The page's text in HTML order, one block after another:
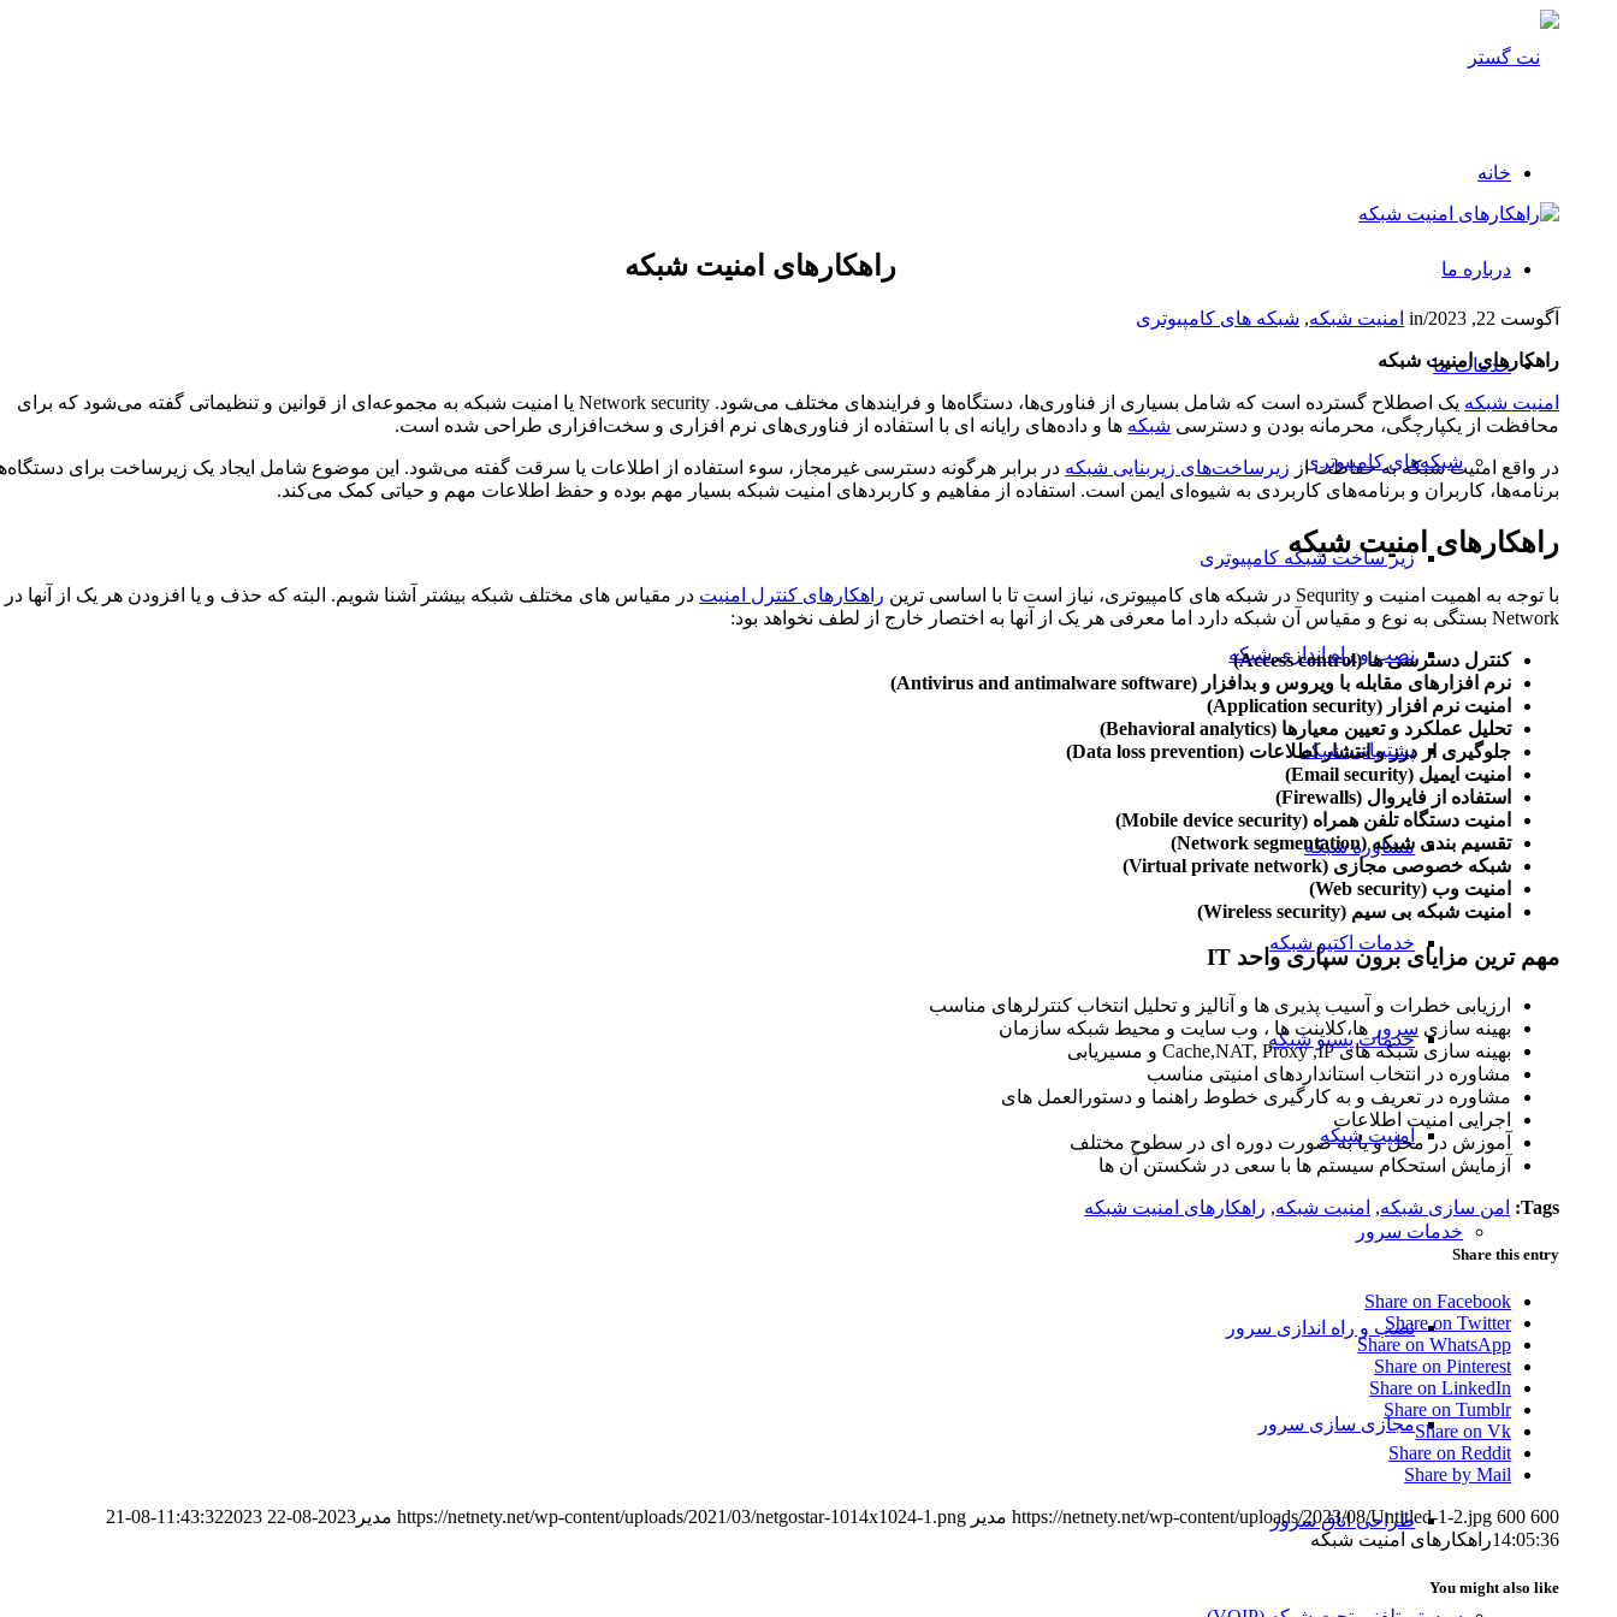
خانه
درباره ما
خدمات ما
شبکه‌های کامپیوتری
زیر ساخت شبکه کامپیوتری
نصب و راه اندازی شبکه
پشتیبانی شبکه
مشاوره شبکه
خدمات اکتیو شبکه
خدمات پسیو شبکه
امنیت شبکه
خدمات سرور
نصب و راه اندازی سرور
مجازی سازی سرور
طراحی اتاق سرور
راهکارهای امنیت شبکه
آگوست 22, 2023 /
in امنیت شبکه, شبکه های کامپیوتری
راهکارهای امنیت شبکه
امنیت شبکه
یک اصطلاح گسترده است که شامل بسیاری از فناوری‌ها، دستگاه‌ها و فرایندهای مختلف می‌شود. Network security یا امنیت شبکه به مجموعه‌ای از قوانین و تنظیماتی گفته می‌شود که برای
محافظت از یکپارچگی، محرمانه بودن و دسترسی شبکه‌ ها و داده‌های رایانه‌ ای با استفاده از فناوری‌های نرم افزاری و سخت‌افزاری طراحی شده است.
در واقع امنیت شبکه به حفاظت از زیرساخت‌های زیربنایی شبکه در برابر هرگونه دسترسی غیرمجاز، سوء استفاده از اطلاعات یا سرقت گفته می‌شود. این موضوع شامل ایجاد یک زیرساخت برای
برنامه‌ها، کاربران و برنامه‌های کاربردی به شیوه‌ای ایمن است. استفاده از مفاهیم و کاربردهای امنیت شبکه بسیار مهم بوده و حفظ اطلاعات مهم و حیاتی کمک می‌کند.
راهکارهای امنیت شبکه
با توجه به اهمیت امنیت و Sequrity در شبکه های کامپیوتری، نیاز است تا با اساسی ترین راهکارهای کنترل امنیت در مقیاس های مختلف شبکه بیشتر آشنا شویم. البته که حذف و یا افزودن هر یک از آنها
Network بستگی به نوع و مقیاس آن شبکه دارد اما معرفی هر یک از آنها به اختصار خارج از لطف نخواهد بود:
کنترل دسترسی ها (Access control)
نرم افزارهای مقابله با ویروس و بدافزار (Antivirus and antimalware software)
امنیت نرم افزار (Application security)
تحلیل عملکرد و تعیین معیارها (Behavioral analytics)
جلوگیری از درز و انتشار اطلاعات (Data loss prevention)
امنیت ایمیل (Email security)
استفاده از فایروال (Firewalls)
امنیت دستگاه تلفن همراه (Mobile device security)
تقسیم بندی شبکه (Network segmentation)
شبکه خصوصی مجازی (Virtual private network)
امنیت وب (Web security)
امنیت شبکه بی سیم (Wireless security)
مهم ترین مزایای برون سپاری واحد IT
ارزیابی خطرات و آسیب پذیری ها و آنالیز و تحلیل انتخاب کنترلرهای مناسب
بهینه سازی سرور ها،کلاینت ها ، وب سایت و محیط شبکه سازمان
بهینه سازی شبکه های Cache,NAT, Proxy ,IP و مسیریابی
مشاوره در انتخاب استانداردهای امنیتی مناسب
مشاوره در تعریف و به کارگیری خطوط راهنما و دستورالعمل های
اجرایی امنیت اطلاعات
آموزش در محل و یا به صورت دوره ای در سطوح مختلف
آزمایش استحکام سیستم ها با سعی در شکستن آن ها
Tags: امن سازی شبکه, امنیت شبکه, راهکارهای امنیت شبکه
Share this entry
Share on Facebook
Share on Twitter
Share on WhatsApp
Share on Pinterest
Share on LinkedIn
Share on Tumblr
Share on Vk
Share on Reddit
Share by Mail
https://netnety.net/wp-content/uploads/2023/08/Untitled-1-2.jpg 600 600 مدیر https://netnety.net/wp-content/uploads/2021/03/netgostar-1014x1024-1.png مدیر 2023-08-22 11:43:32
2023-08-21
14:05:36راهکارهای امنیت شبکه
You might also like